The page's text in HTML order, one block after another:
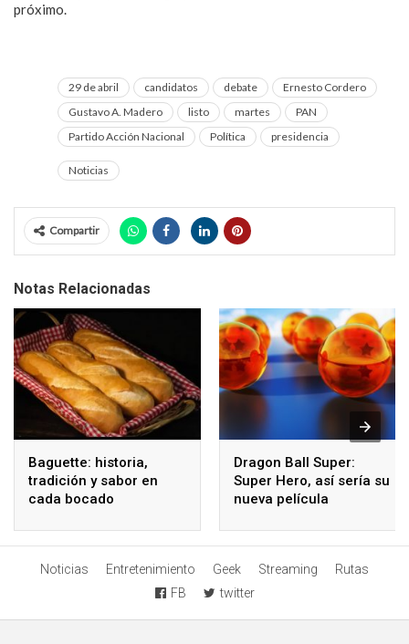
próximo.
29 de abril candidatos debate
Ernesto Cordero
Gustavo A. Madero
listo martes
PAN
Partido Acción Nacional
Política presidencia
Noticias
Compartir
Notas Relacionadas
Baguette: historia,
tradición y sabor en
cada bocado
Dragon Ball Super:
Super Hero, así sería su
nueva película
Noticias Entretenimiento Geek Streaming
Rutas
FB
twitter